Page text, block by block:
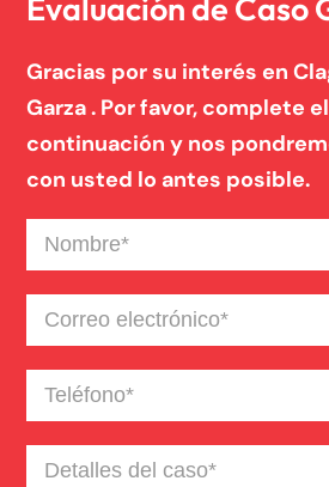
Evaluación de Caso
Gracias por su interés en
Garza . Por favor, complete
continuación y nos
con usted lo antes posible.
Nombre(Required)
Correo
electrónico(Required)
Teléfono(Required)
Detalles